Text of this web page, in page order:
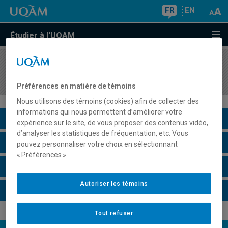
FR EN
Étudier à l'UQAM
COURS//
Description du cours
Horaire - Été 2026
Préférences en matière de témoins
Nous utilisons des témoins (cookies) afin de collecter des
informations qui nous permettent d’améliorer votre
expérience sur le site, de vous proposer des contenus vidéo,
d’analyser les statistiques de fréquentation, etc. Vous
pouvez personnaliser votre choix en sélectionnant
« Préférences ».
Tout refuser
Autoriser les témoins